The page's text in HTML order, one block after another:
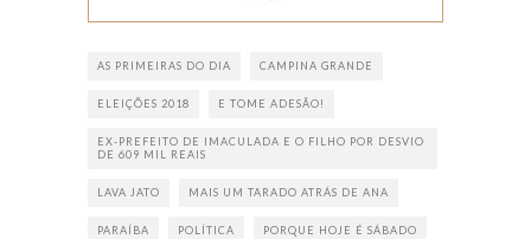
AS PRIMEIRAS DO DIA CAMPINA GRANDE
ELEIÇÕES 2018 E TOME ADESÃO!
EX-PREFEITO DE IMACULADA E O FILHO POR DESVIO
DE 609 MIL REAIS
LAVA JATO MAIS UM TARADO ATRÁS DE ANA
PARAÍBA POLÍTICA PORQUE HOJE É SÁBADO